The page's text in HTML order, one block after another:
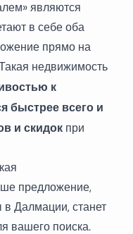
являются
в себе оба
прямо на
недвижимость
к
быстрее всего и
и скидок при
предложение,
в Далмации, станет
вашего поиска.